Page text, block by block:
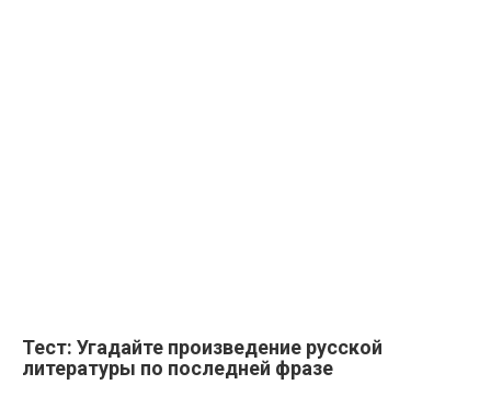
Тест: Угадайте произведение русской
литературы по последней фразе